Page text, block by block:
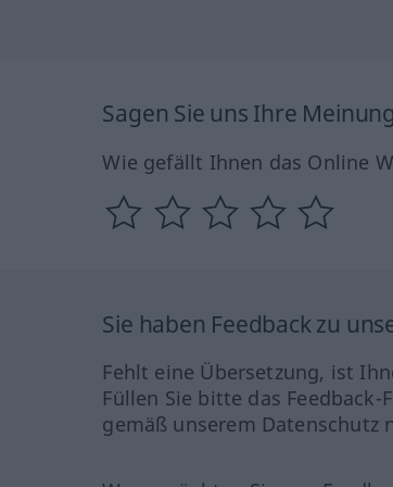
Sagen Sie uns Ihre
Wie gefällt Ihnen das Online
Sie haben Feedback zu
Fehlt eine Übersetzung, ist
Füllen Sie bitte das
gemäß unserem Datenschutz